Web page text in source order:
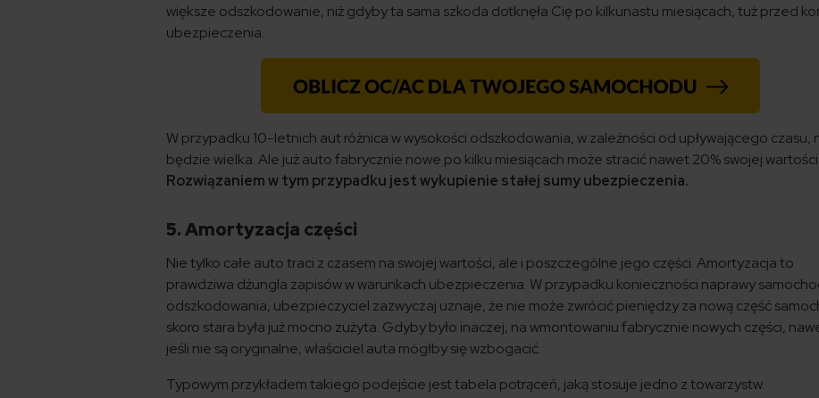
większe odszkodowanie, niż gdyby ta sama szkoda dotknęła Cię po kilkunastu miesiącach, tuż przed
ubezpieczenia.
W przypadku 10-letnich aut różnica w wysokości odszkodowania, w zależności od upływającego czasu,
będzie wielka. Ale już auto fabrycznie nowe po kilku miesiącach może stracić nawet 20% swojej wartości.
Rozwiązaniem w tym przypadku jest wykupienie stałej sumy ubezpieczenia.
5. Amortyzacja części
Nie tylko całe auto traci z czasem na swojej wartości, ale i poszczególne jego części. Amortyzacja to
prawdziwa dżungla zapisów w warunkach ubezpieczenia. W przypadku konieczności naprawy
odszkodowania, ubezpieczyciel zazwyczaj uznaje, że nie może zwrócić pieniędzy za nową część
skoro stara była już mocno zużyta. Gdyby było inaczej, na wmontowaniu fabrycznie nowych części,
jeśli nie są oryginalne, właściciel auta mógłby się wzbogacić.
Typowym przykładem takiego podejście jest tabela potrąceń, jaką stosuje jedno z towarzystw.